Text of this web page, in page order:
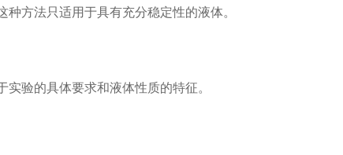
方法只适用于具有充分稳定性的液体。
验的具体要求和液体性质的特征。